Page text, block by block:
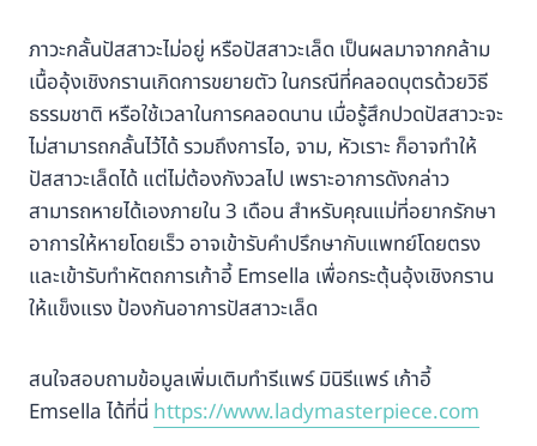
ภาวะกลั้นปัสสาวะไม่อยู่ หรือปัสสาวะเล็ด เป็นผลมาจากกล้าม
เนื้ออุ้งเชิงกรานเกิดการขยายตัว ในกรณีที่คลอดบุตรด้วยวิธี
ธรรมชาติ หรือใช้เวลาในการคลอดนาน เมื่อรู้สึกปวดปัสสาวะจะ
ไม่สามารถกลั้นไว้ได้ รวมถึงการไอ, จาม, หัวเราะ ก็อาจทำให้
ปัสสาวะเล็ดได้ แต่ไม่ต้องกังวลไป เพราะอาการดังกล่าว
สามารถหายได้เองภายใน 3 เดือน สำหรับคุณแม่ที่อยากรักษา
อาการให้หายโดยเร็ว อาจเข้ารับคำปรึกษากับแพทย์โดยตรง
และเข้ารับทำหัตถการเก้าอี้ Emsella เพื่อกระตุ้นอุ้งเชิงกราน
ให้แข็งแรง ป้องกันอาการปัสสาวะเล็ด
สนใจสอบถามข้อมูลเพิ่มเติมทำรีแพร์ มินิรีแพร์ เก้าอี้
Emsella ได้ที่นี่ https://www.ladymasterpiece.com